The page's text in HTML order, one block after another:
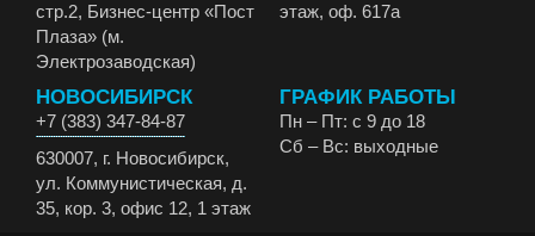
стр.2, Бизнес-центр «Пост
Плаза» (м.
Электрозаводская)
этаж, оф. 617а
НОВОСИБИРСК
+7 (383) 347-84-87
630007, г. Новосибирск,
ул. Коммунистическая, д.
35, кор. 3, офис 12, 1 этаж
ГРАФИК РАБОТЫ
Пн – Пт: с 9 до 18
Сб – Вс: выходные